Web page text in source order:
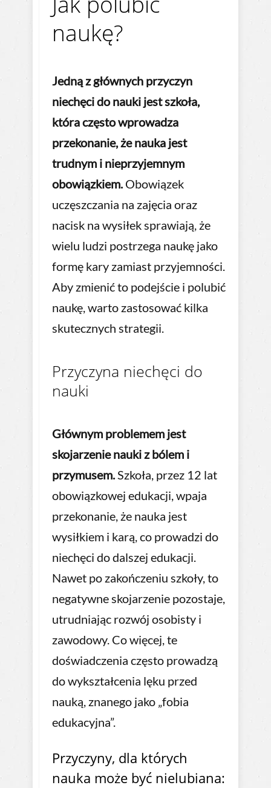
naukę?
Jedną z głównych przyczyn
niechęci do nauki jest szkoła,
która często wprowadza
przekonanie, że nauka jest
trudnym i nieprzyjemnym
obowiązkiem.Obowiązek
uczęszczania na zajęcia oraz
nacisk na wysiłek sprawiają, że
wielu ludzi postrzega naukę jako
formę kary zamiast przyjemności.
Aby zmienić to podejście i polubić
naukę, warto zastosować kilka
skutecznych strategii.
Przyczyna niechęci do
nauki
Głównym problemem jest
skojarzenie nauki z bólem i
przymusem.Szkoła, przez 12 lat
obowiązkowej edukacji, wpaja
przekonanie, że nauka jest
wysiłkiem i karą, co prowadzi do
niechęci do dalszej edukacji.
Nawet po zakończeniu szkoły, to
negatywne skojarzenie pozostaje,
utrudniając rozwój osobisty i
zawodowy. Co więcej, te
doświadczenia często prowadzą
do wykształcenia lęku przed
nauką, znanego jako „fobia
edukacyjna”.
Przyczyny, dla których
nauka może być nielubiana: